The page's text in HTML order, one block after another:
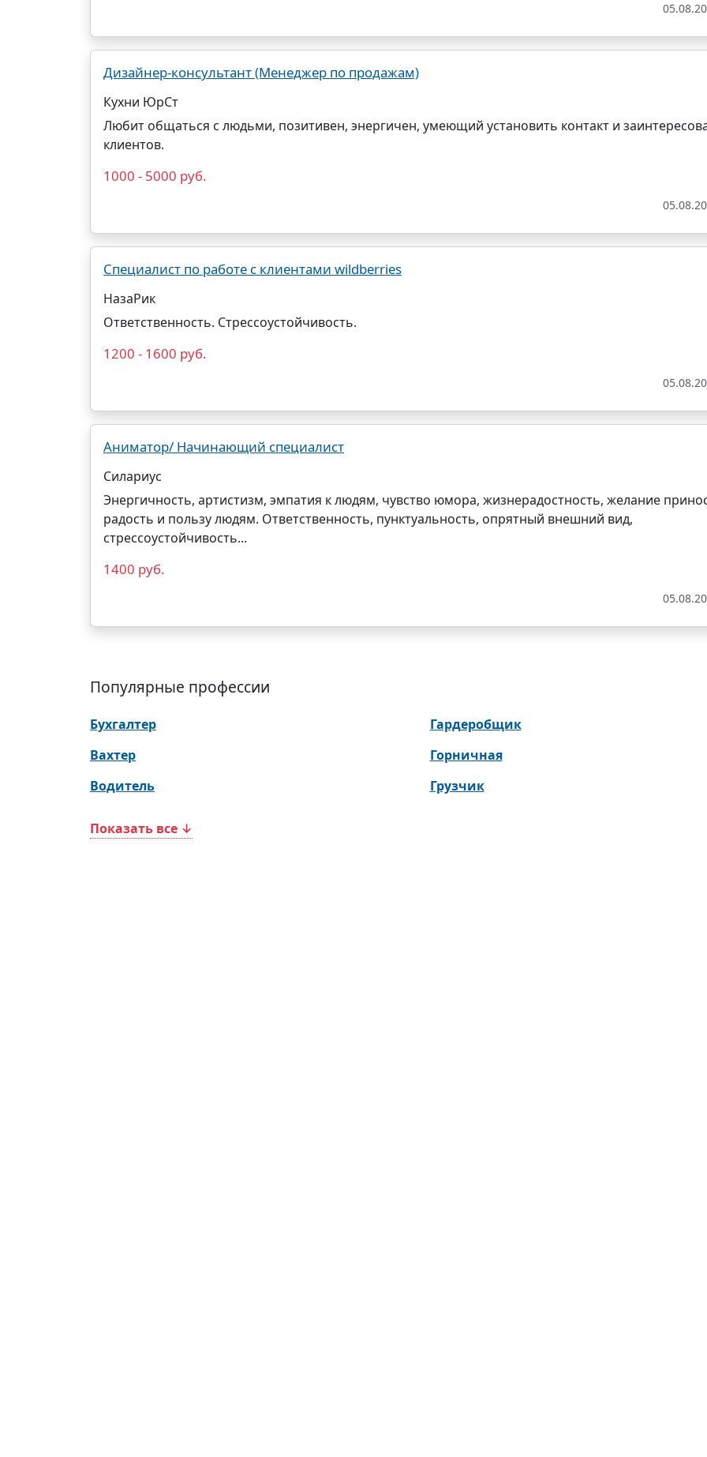
Дизайнер-консультант (Менеджер по продажам)
Кухни ЮрСт
Любит общаться с людьми, позитивен, энергичен, умеющий установить контакт и
клиентов.
1000 - 5000 руб.
Специалист по работе с клиентами wildberries
НазаРик
Ответственность. Стрессоустойчивость.
1200 - 1600 руб.
Аниматор/ Начинающий специалист
Силариус
Энергичность, артистизм, эмпатия к людям, чувство юмора, жизнерадостность, желание
радость и пользу людям. Ответственность, пунктуальность, опрятный внешний вид,
стрессоустойчивость...
1400 руб.
Популярные профессии
Бухгалтер
Вахтер
Водитель
Гардеробщик
Горничная
Грузчик
Показать все ↓